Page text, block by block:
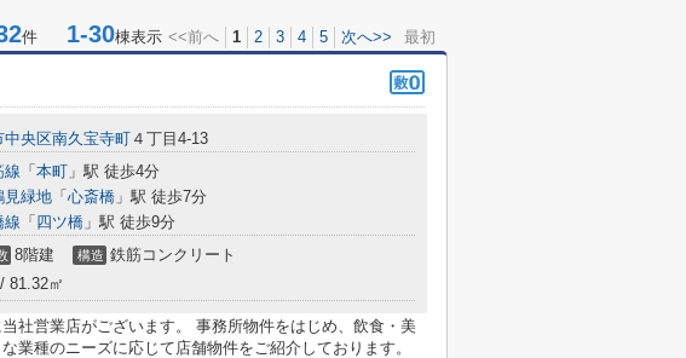
件 1-30棟表示 <<前へ 1 2 3 4 5 次へ>> 最初
中央区南久宝寺町 ４丁目4-13
線 「 本町 」駅 徒歩4分
見緑地 「 心斎橋 」駅 徒歩7分
線 「 四ツ橋 」駅 徒歩9分
8階建 構造 鉄筋コンクリート
81.32㎡
社営業店がございます。 事務所物件をはじめ、飲食・美
業種のニーズに応じて店舗物件をご紹介しております。